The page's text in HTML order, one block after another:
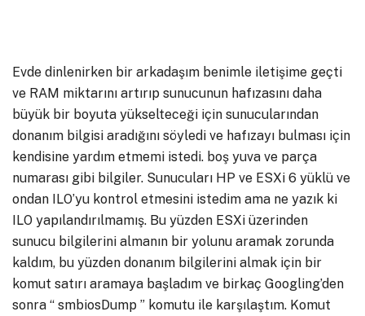
Evde dinlenirken bir arkadaşım benimle iletişime geçti
ve RAM miktarını artırıp sunucunun hafızasını daha
büyük bir boyuta yükselteceği için sunucularından
donanım bilgisi aradığını söyledi ve hafızayı bulması için
kendisine yardım etmemi istedi. boş yuva ve parça
numarası gibi bilgiler. Sunucuları HP ve ESXi 6 yüklü ve
ondan ILO’yu kontrol etmesini istedim ama ne yazık ki
ILO yapılandırılmamış. Bu yüzden ESXi üzerinden
sunucu bilgilerini almanın bir yolunu aramak zorunda
kaldım, bu yüzden donanım bilgilerini almak için bir
komut satırı aramaya başladım ve birkaç Googling’den
sonra “ smbiosDump ” komutu ile karşılaştım. Komut